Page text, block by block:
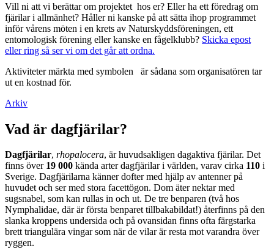
Vill ni att vi berättar om projektet hos er? Eller ha ett föredrag om
fjärilar i allmänhet? Håller ni kanske på att sätta ihop programmet
inför vårens möten i en krets av Naturskyddsföreningen, ett
entomologisk förening eller kanske en fågelklubb? Skicka epost
eller ring så ser vi om det går att ordna.
Aktiviteter märkta med symbolen
är sådana som organisatören tar
ut en kostnad för.
Arkiv
Vad är dagfjärilar?
Dagfjärilar, rhopalocera, är huvudsakligen dagaktiva fjärilar. Det
finns över 19 000 kända arter dagfjärilar i världen, varav cirka 110 i
Sverige. Dagfjärilarna känner dofter med hjälp av antenner på
huvudet och ser med stora facettögon. Dom äter nektar med
sugsnabel, som kan rullas in och ut. De tre benparen (två hos
Nymphalidae, där är första benparet tillbakabildat!) återfinns på den
slanka kroppens undersida och på ovansidan finns ofta färgstarka
brett triangulära vingar som när de vilar är resta mot varandra över
ryggen.